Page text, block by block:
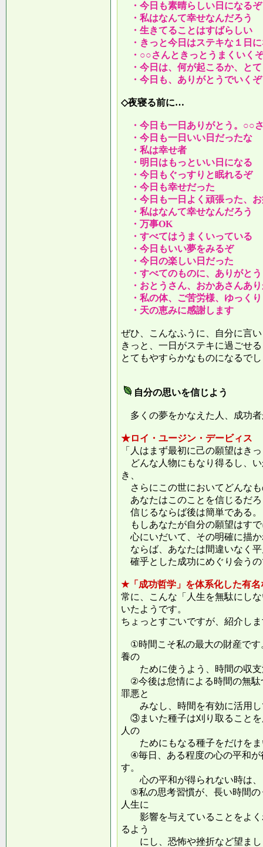
・今日も素晴らしい日になるぞ
・私はなんて幸せなんだろう
・生きてることはすばらしい
・きっと今日はステキな１日
・○○さんときっとうまくいく
・今日は、何が起こるか、と
・今日も、ありがとうでいくぞ
◇夜寝る前に…
・今日も一日ありがとう。○○
・今日も一日いい日だったな
・私は幸せ者
・明日はもっといい日になる
・今日もぐっすりと眠れるぞ
・今日も幸せだった
・今日も一日よく頑張った、
・私はなんて幸せなんだろう
・万事OK
・すべてはうまくいっている
・今日もいい夢をみるぞ
・今日の楽しい日だった
・すべてのものに、ありがとう
・おとうさん、おかあさんあ
・私の体、ご苦労様、ゆっく
・天の恵みに感謝します
ぜひ、こんなふうに、自分に言
きっと、一日がステキに過ごせ
とてもやすらかなものになるで
自分の思いを信じよう
多くの夢をかなえた人、成功
★ロイ・ユージン・デービィス
「人はまず最初に己の願望はき
どんな人物にもなり得るし、
き、
さらにこの世においてどんな
あなたはこのことを信じるだ
信じるならば後は簡単である。
もしあなたが自分の願望はす
心にいだいて、その明確に描
ならば、あなたは間違いなく
確乎とした成功にめぐり会う
★「成功哲学」を体系化した有
常に、こんな「人生を無駄にし
いたようです。
ちょっとすごいですが、紹介し
①時間こそ私の最大の財産です
養の
ために使うよう、時間の収支
②今後は怠情による時間の無駄
罪悪と
みなし、時間を有効に活用し
③まいた種子は刈り取ることを
人の
ためにもなる種子をだけをま
④毎日、ある程度の心の平和が
す。
心の平和が得られない時は、
⑤私の思考習慣が、長い時間の
人生に
影響を与えていることをよく
るよう
にし、恐怖や挫折など望まし